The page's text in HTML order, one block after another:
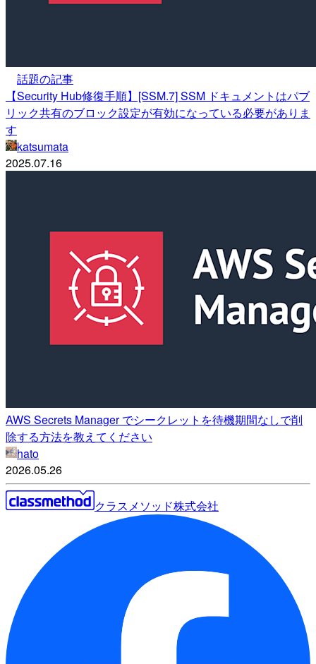
話題の記事
【Security Hub修復手順】[SSM.7] SSM ドキュメントはパブ
リック共有のブロック設定が有効になっている必要がありま
す
katsumata
2025.07.16
AWS Secrets Manager でシークレットを待機期間なしで削
除する方法を教えてください
hato
2026.05.26
クラスメソッド株式会社